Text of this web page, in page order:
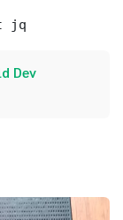
jq
Dev